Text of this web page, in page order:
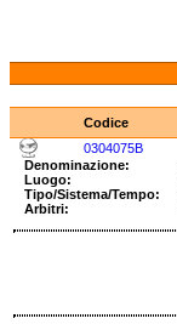
Codice
0304075B
Denominazione:
Luogo:
Tipo/Sistema/Tempo:
Arbitri: